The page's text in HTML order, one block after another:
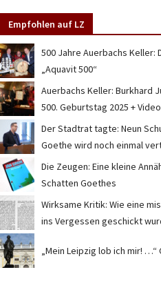
Empfohlen auf LZ
500 Jahre Auerbachs
„Aquavit 500“
Auerbachs Keller: Burkhard
500. Geburtstag 2025 + Video
Der Stadtrat tagte: Neun
Goethe wird noch einmal
Die Zeugen: Eine kleine
Schatten Goethes
Wirksame Kritik: Wie eine
ins Vergessen geschickt
„Mein Leipzig lob ich mir! …“